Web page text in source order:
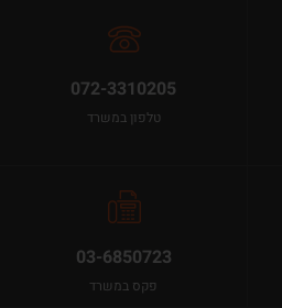
072-3310205
טלפון במשרד
03-6850723
פקס במשרד